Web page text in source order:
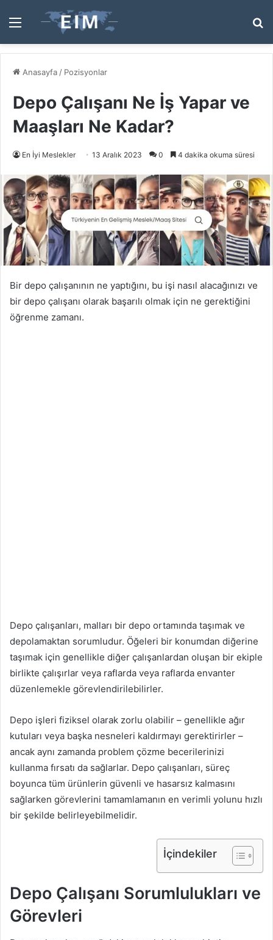
Menü
...
Anasayfa / Pozisyonlar
Depo Çalışanı Ne İş Yapar ve
Maaşları Ne Kadar?
En İyi Meslekler 13 Aralık 2023 0 4 dakika okuma süresi
Bir depo çalışanının ne yaptığını, bu işi nasıl alacağınızı ve
bir depo çalışanı olarak başarılı olmak için ne gerektiğini
öğrenme zamanı.
Depo çalışanları, malları bir depo ortamında taşımak ve
depolamaktan sorumludur. Öğeleri bir konumdan diğerine
taşımak için genellikle diğer çalışanlardan oluşan bir ekiple
birlikte çalışırlar veya raflarda veya raflarda envanter
düzenlemekle görevlendirilebilirler.
Depo işleri fiziksel olarak zorlu olabilir – genellikle ağır
kutuları veya başka nesneleri kaldırmayı gerektirirler –
ancak aynı zamanda problem çözme becerilerinizi
kullanma fırsatı da sağlarlar. Depo çalışanları, süreç
boyunca tüm ürünlerin güvenli ve hasarsız kalmasını
sağlarken görevlerini tamamlamanın en verimli yolunu hızlı
bir şekilde belirleyebilmelidir.
İçindekiler
Depo Çalışanı Sorumlulukları ve
Görevleri